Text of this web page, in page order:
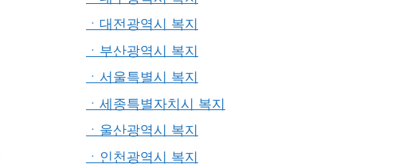
ㆍ대전광역시 복지
ㆍ부산광역시 복지
ㆍ서울특별시 복지
ㆍ세종특별자치시 복지
ㆍ울산광역시 복지
ㆍ인천광역시 복지